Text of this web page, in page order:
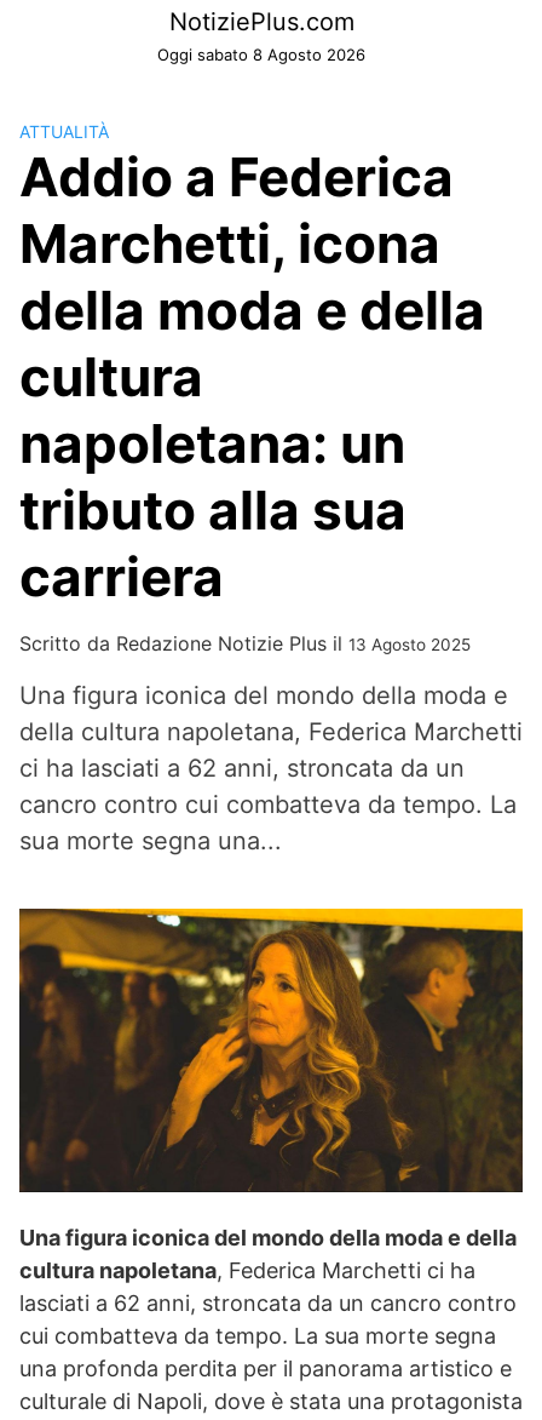
NotiziePlus.com
Oggi sabato 8 Agosto 2026
ATTUALITÀ
Addio a Federica
Marchetti, icona
della moda e della
cultura
napoletana: un
tributo alla sua
carriera
Scritto da Redazione Notizie Plus il 13 Agosto 2025
Una figura iconica del mondo della moda e
della cultura napoletana, Federica Marchetti
ci ha lasciati a 62 anni, stroncata da un
cancro contro cui combatteva da tempo. La
sua morte segna una...
Una figura iconica del mondo della moda e della
cultura napoletana, Federica Marchetti ci ha
lasciati a 62 anni, stroncata da un cancro contro
cui combatteva da tempo. La sua morte segna
una profonda perdita per il panorama artistico e
culturale di Napoli, dove è stata una protagonista